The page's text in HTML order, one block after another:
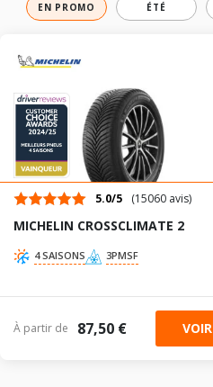
EN PROMO ÉTÉ
5.0/5 (15060 avis)
MICHELIN CROSSCLIMATE 2
4 SAISONS 3PMSF
À partir de 87,50 € VOIR